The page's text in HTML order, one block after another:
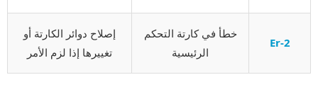
Er-2
خطأ في كارتة التحكم
الرئيسية
إصلاح دوائر الكارتة أو
تغييرها إذا لزم الأمر